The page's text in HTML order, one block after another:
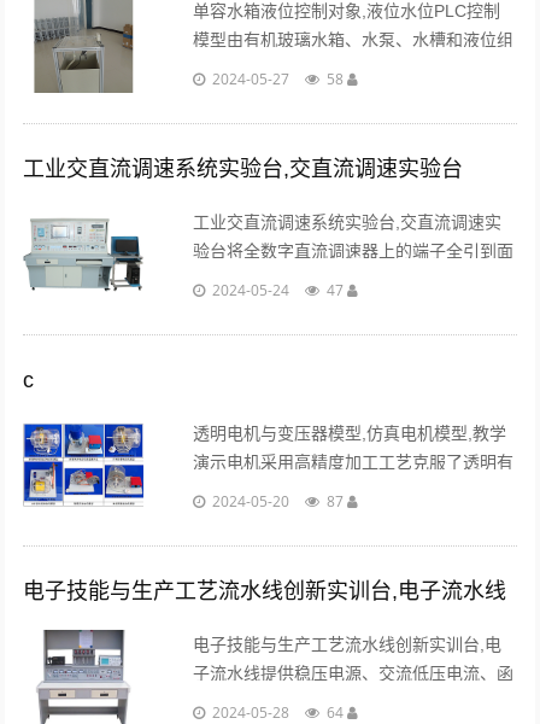
单容水箱液位控制对象,液位水位PLC控制
模型由有机玻璃水箱、水泵、水槽和液位组
成。控制信号经过功率放大电路控制水泵流
2024-05-27 58
工业交直流调速系统实验台,交直流调速实验台
工业交直流调速系统实验台,交直流调速实
验台将全数字直流调速器上的端子全引到面
板上，强弱电完全分开，增强设备的安全
性和扩展性强。...
2024-05-24 47
c
透明电机与变压器模型,仿真电机模型,教学
演示电机采用高精度加工工艺克服了透明有
机玻璃具有热塑性、容易变形及机械强度差
使电机模型透明直观...
2024-05-20 87
电子技能与生产工艺流水线创新实训台,电子流水线
电子技能与生产工艺流水线创新实训台,电
子流水线提供稳压电源、交流低压电流、函
数发生器、蜂鸣器、多路插座、调压器等，
2024-05-28 64